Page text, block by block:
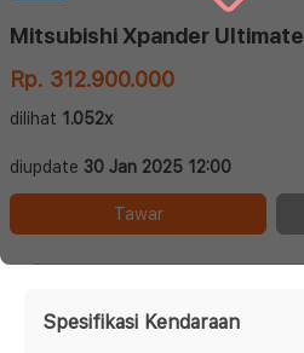
Mitsubishi Xpander Ultimate
Rp. 312.900.000
dilihat 1.052x
diupdate 30 Jan 2025 12:00
Tawar
Spesifikasi Kendaraan